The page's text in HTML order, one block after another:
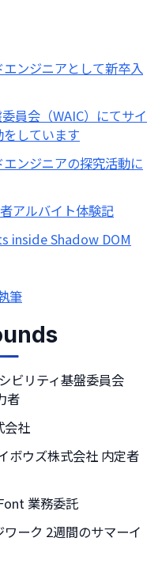
ンジニアとして新卒入
員会（WAIC）にてサイ
しています
ンジニアの探究活動に
アルバイト体験記
inside Shadow DOM
筆
ビリティ基盤委員会
者
会社
ボウズ株式会社 内定者
業務委託
ーク 2週間のサマーイ